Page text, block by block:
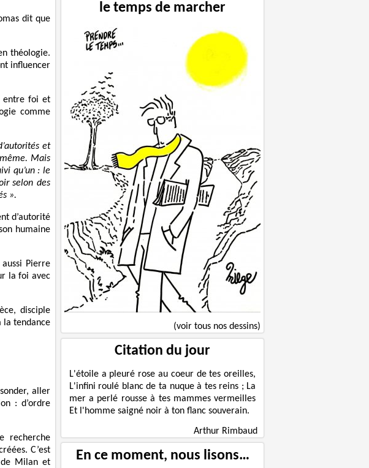
dit que
théologie.
influencer
entre foi et
comme
et
Mais
qu’un : le
selon des
».
d’autorité
humaine
Pierre
la foi avec
disciple
la tendance
aller
: d’ordre
recherche
C’est
de Milan et
le temps de marcher
(voir tous nos dessins)
Citation du jour
L'étoile a pleuré rose au coeur de tes oreilles,
L'infini roulé blanc de ta nuque à tes reins ; La
mer a perlé rousse à tes mammes vermeilles
Et l'homme saigné noir à ton flanc souverain.
Arthur Rimbaud
En ce moment, nous lisons…